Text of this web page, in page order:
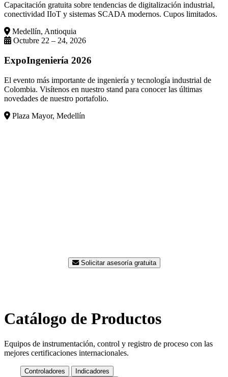
Capacitación gratuita sobre tendencias de digitalización industrial,
conectividad IIoT y sistemas SCADA modernos. Cupos limitados.
Medellín, Antioquia
Octubre 22 – 24, 2026
ExpoIngeniería 2026
El evento más importante de ingeniería y tecnología industrial de
Colombia. Visítenos en nuestro stand para conocer las últimas
novedades de nuestro portafolio.
Plaza Mayor, Medellín
Solicitar asesoría gratuita
Catálogo de Productos
Equipos de instrumentación, control y registro de proceso con las
mejores certificaciones internacionales.
Controladores
Indicadores